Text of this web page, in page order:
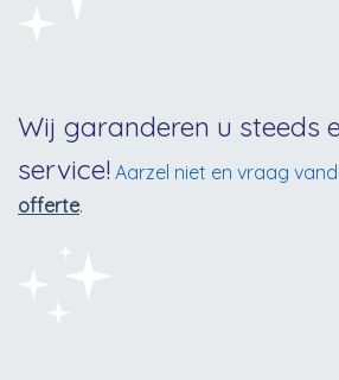
Wij garanderen u steeds
service! Aarzel niet en vraag
offerte.